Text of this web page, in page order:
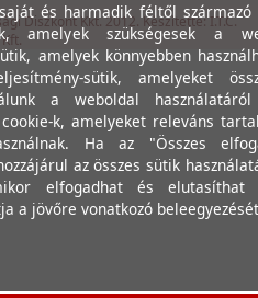
Diszkont Kkt. 2012. Készítette:I.T.C.
Kft.
és harmadik féltől származó
amelyek szükségesek a
amelyek könnyebben
sütik, amelyeket
a weboldal
k, amelyeket releváns
Ha az "Összes
az összes sütik
elfogadhat és elutasíthat
a jövőre vonatkozó